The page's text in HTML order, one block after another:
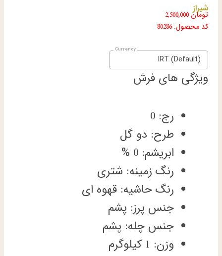
شیراز
تومان
کد محصول: 80286
IRT (Default)
ویژگی های فرش
رج: 0
طرح: دو گل
ابریشم: 0 %
رنگ زمینه: شتری
رنگ حاشیه: قهوه ای
جنس پرز: پشم
جنس چله: پشم
وزن: 1 کیلوگرم